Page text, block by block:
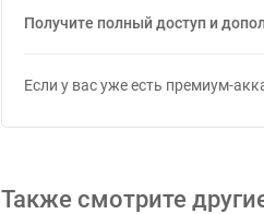
Получите полный доступ и
Если у вас уже есть премиум-
Также смотрите